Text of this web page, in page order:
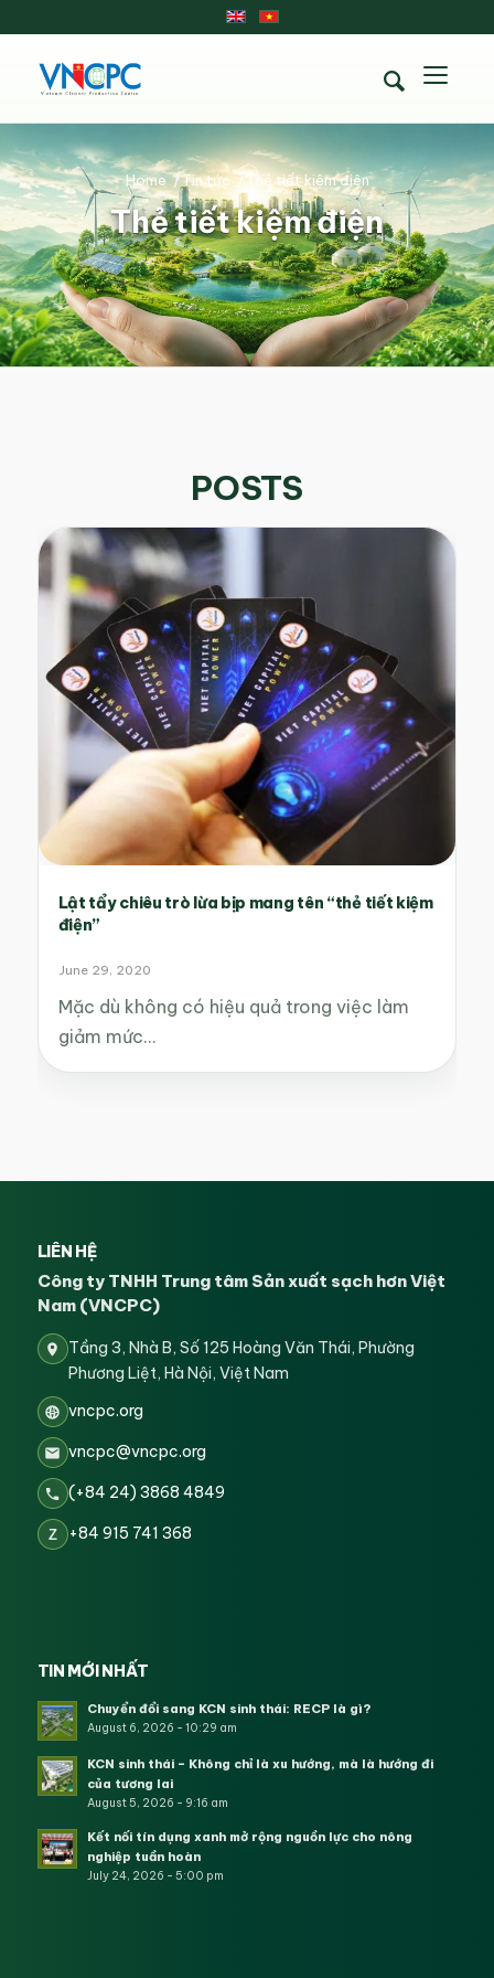
Thẻ tiết kiệm điện
Home /Tin tức /Thẻ tiết kiệm điện
POSTS
Lật tẩy chiêu trò lừa bịp mang tên “thẻ tiết kiệm
điện”
June 29, 2020
Mặc dù không có hiệu quả trong việc làm
giảm mức…
LIÊN HỆ
Công ty TNHH Trung tâm Sản xuất sạch hơn Việt
Nam (VNCPC)
Tầng 3, Nhà B, Số 125 Hoàng Văn Thái, Phường
Phương Liệt, Hà Nội, Việt Nam
vncpc.org
vncpc@vncpc.org
(+84 24) 3868 4849
Z +84 915 741 368
TIN MỚI NHẤT
Chuyển đổi sang KCN sinh thái: RECP là gì?
August 6, 2026 - 10:29 am
KCN sinh thái – Không chỉ là xu hướng, mà là hướng đi
của tương lai
August 5, 2026 - 9:16 am
Kết nối tín dụng xanh mở rộng nguồn lực cho nông
nghiệp tuần hoàn
July 24, 2026 - 5:00 pm